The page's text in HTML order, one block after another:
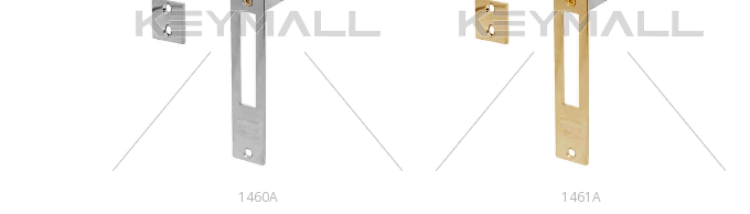
1460A 1461A